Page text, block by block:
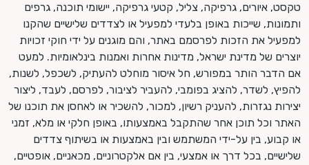
טקסט, איורים, גרפיקה, צליל, קטעי גרפיקה, יישומי תוכנה, גרפים
ותמונות, שייכות באופן בלעדי למפעיל או לצדדים שלישיים שהקנו
למפעיל את הזכות לפרסמם באתר, והם מוגנים על ידי חוקי זכויות
יוצרים של מדינת ישראל, מדינות אחרות ואמנות בינלאומיות. למעט
אם הדבר הותר במפורש, חל איסור מוחלט להעתיק, לשכפל, לשנות,
להפיץ, לשדר, להציג בפומבי, להעביר לציבור, לפרסם, לעבד, ליצור
יצירות נגזרות, להעניק רשיון, למכור, להשכיר או לאחסן את תוכנו של
האתר וכל תוכן אחר שהתקבל באמצעותו, באופן חלקי או מלא, זמני
או קבוע, בין על-ידי המשתמש ובין באמצעות או בשיתוף צדדים
שלישיים, בכל דרך או אמצעי, בין אם אלקטרוניים, מכאניים, אופטיים,